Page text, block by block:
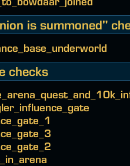
is summoned"
checks